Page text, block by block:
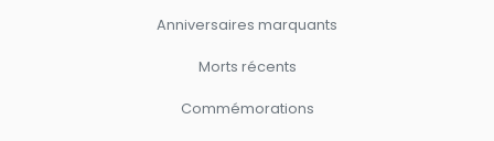
Anniversaires marquants
Morts récents
Commémorations